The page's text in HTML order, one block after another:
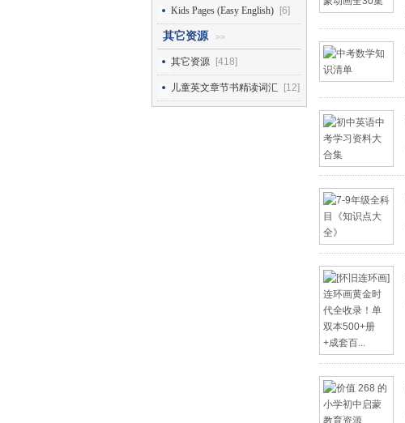
Kids Pages (Easy English) [6]
其它资源 >>
其它资源 [418]
儿童英文章节书精读词汇 [12]